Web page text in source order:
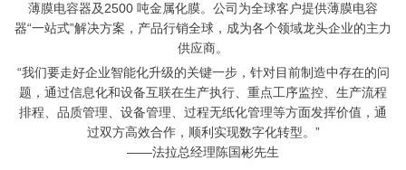
薄膜电容器及2500 吨金属化膜。公司为全球客户提供薄膜电容
器“一站式”解决方案，产品行销全球，成为各个领域龙头企业的主力
供应商。
“我们要走好企业智能化升级的关键一步，针对目前制造中存在的问
题，通过信息化和设备互联在生产执行、重点工序监控、生产流程
排程、品质管理、设备管理、过程无纸化管理等方面发挥价值，通
过双方高效合作，顺利实现数字化转型。”
——法拉总经理陈国彬先生